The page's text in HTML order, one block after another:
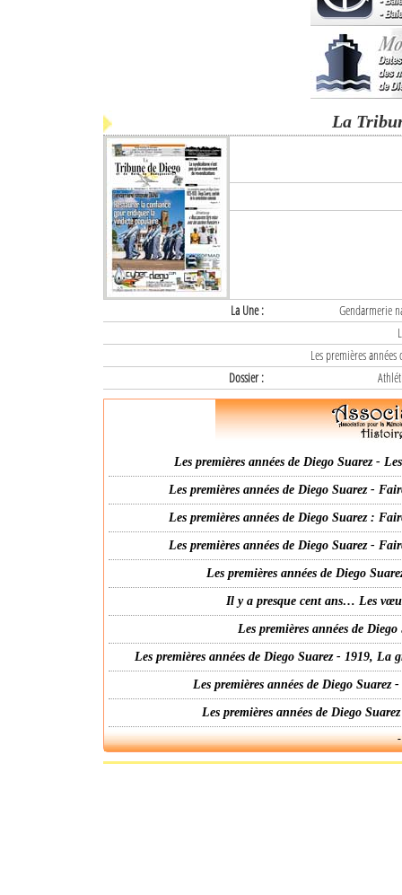
La
La Une :
Gendarmerie
Les premières
Dossier :
Les premières années de Diego Suarez -
Les premières années de Diego Suarez -
Les premières années de Diego Suarez :
Les premières années de Diego Suarez -
Les premières années de Diego
Il y a presque cent ans… Les
Les premières années de
Les premières années de Diego Suarez - 1919,
Les premières années de Diego
Les premières années de Diego